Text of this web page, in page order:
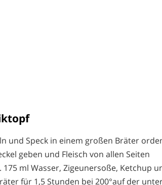
und Speck in einem großen Bräter
geben und Fleisch von allen Seiten
ml Wasser, Zigeunersoße, Ketchup
für 1,5 Stunden bei 200°auf der